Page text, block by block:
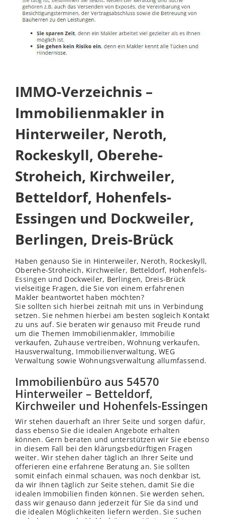
IMMO-Verzeichnis –
Immobilienmakler in
Hinterweiler, Neroth,
Rockeskyll, Oberehe-
Stroheich, Kirchweiler,
Betteldorf, Hohenfels-
Essingen und Dockweiler,
Berlingen, Dreis-Brück
Haben genauso Sie in Hinterweiler, Neroth, Rockeskyll,
Oberehe-Stroheich, Kirchweiler, Betteldorf, Hohenfels-
Essingen und Dockweiler, Berlingen, Dreis-Brück
vielseitige Fragen, die Sie von einem erfahrenen
Makler beantwortet haben möchten?
Sie sollten sich hierbei zeitnah mit uns in Verbindung
setzen. Sie nehmen hierbei am besten sogleich Kontakt
zu uns auf. Sie beraten wir genauso mit Freude rund
um die Themen Immobilienmakler, Immobilie
verkaufen, Zuhause vertreiben, Wohnung verkaufen,
Hausverwaltung, Immobilienverwaltung, WEG
Verwaltung sowie Wohnungsverwaltung allumfassend.
Immobilienbüro aus 54570
Hinterweiler – Betteldorf,
Kirchweiler und Hohenfels-Essingen
Wir stehen dauerhaft an Ihrer Seite und sorgen dafür,
dass ebenso Sie die idealen Angebote erhalten
können. Gern beraten und unterstützen wir Sie ebenso
in diesem Fall bei den klärungsbedürftigen Fragen
weiter. Wir stehen daher täglich an Ihrer Seite und
offerieren eine erfahrene Beratung an. Sie sollten
somit einfach einmal schauen, was noch denkbar ist,
da wir Ihnen täglich zur Seite stehen, damit Sie die
idealen Immobilien finden können. Sie werden sehen,
dass wir genauso dann jederzeit für Sie da sind und
die idealen Möglichkeiten liefern werden. Sie suchen